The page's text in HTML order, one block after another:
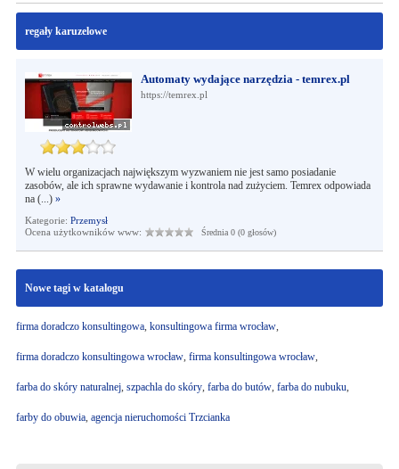
regały karuzelowe
Automaty wydające narzędzia - temrex.pl
https://temrex.pl
W wielu organizacjach największym wyzwaniem nie jest samo posiadanie
zasobów, ale ich sprawne wydawanie i kontrola nad zużyciem. Temrex odpowiada
na (...) »
Kategorie: Przemysł
Ocena użytkowników www:
Średnia 0 (0 głosów)
Nowe tagi w katalogu
firma doradczo konsultingowa, konsultingowa firma wrocław,
firma doradczo konsultingowa wrocław, firma konsultingowa wrocław,
farba do skóry naturalnej, szpachla do skóry, farba do butów, farba do nubuku,
farby do obuwia, agencja nieruchomości Trzcianka